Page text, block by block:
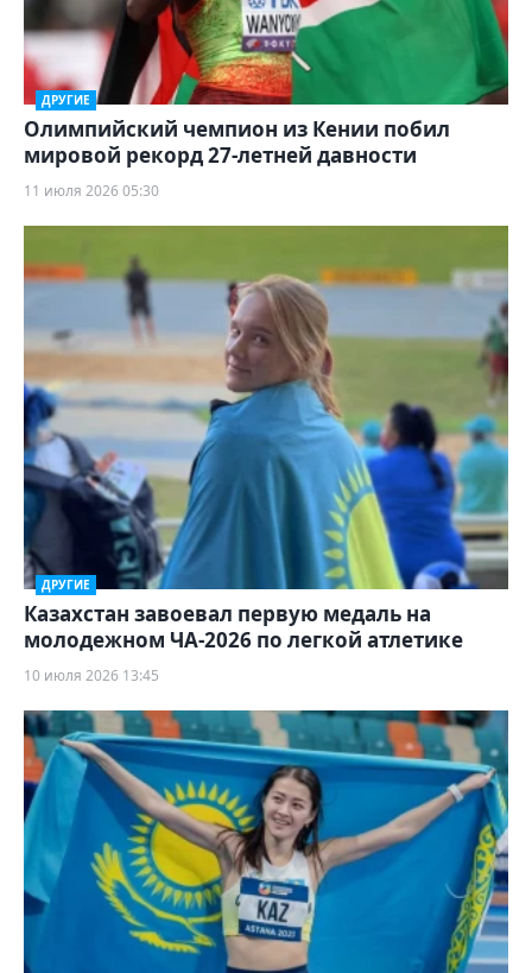
ДРУГИЕ
Олимпийский чемпион из Кении побил
мировой рекорд 27-летней давности
11 июля 2026 05:30
ДРУГИЕ
Казахстан завоевал первую медаль на
молодежном ЧА-2026 по легкой атлетике
10 июля 2026 13:45